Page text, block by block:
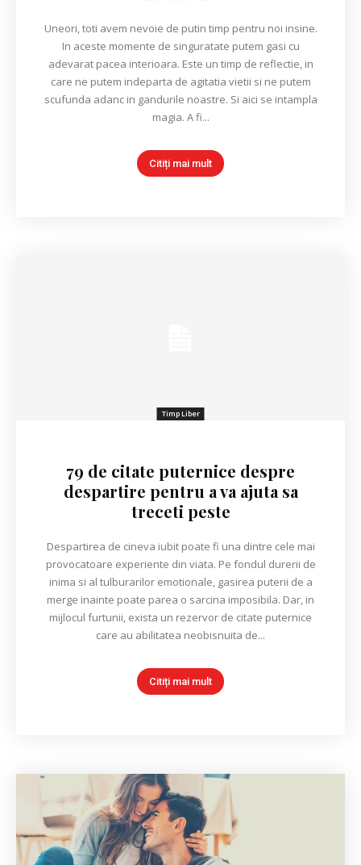
Uneori, toti avem nevoie de putin timp pentru noi insine.
In aceste momente de singuratate putem gasi cu
adevarat pacea interioara. Este un timp de reflectie, in
care ne putem indeparta de agitatia vietii si ne putem
scufunda adanc in gandurile noastre. Si aici se intampla
magia. A fi...
Citiți mai mult
Timp Liber
79 de citate puternice despre
despartire pentru a va ajuta sa
treceti peste
Despartirea de cineva iubit poate fi una dintre cele mai
provocatoare experiente din viata. Pe fondul durerii de
inima si al tulburarilor emotionale, gasirea puterii de a
merge inainte poate parea o sarcina imposibila. Dar, in
mijlocul furtunii, exista un rezervor de citate puternice
care au abilitatea neobisnuita de...
Citiți mai mult